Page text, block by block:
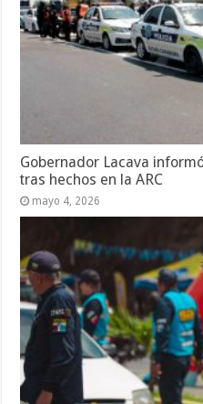
Gobernador Lacava
tras hechos en la ARC
mayo 4, 2026